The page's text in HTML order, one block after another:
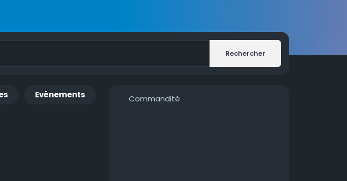
Rechercher
Evènements Commandité